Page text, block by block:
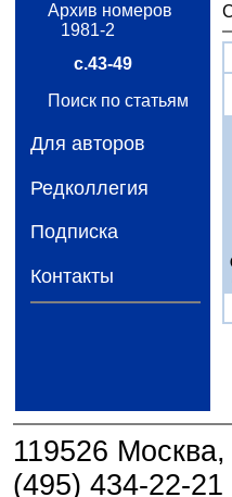
Архив номеров
1981-2
с.43-49
Поиск по статьям
Для авторов
Редколлегия
Подписка
Контакты
119526
(495) 434-22-21